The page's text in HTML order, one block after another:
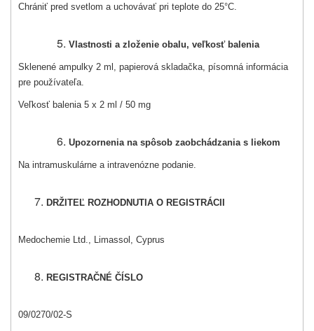
Chrániť pred svetlom a uchovávať pri teplote do 25°C.
Vlastnosti a zloženie obalu, veľkosť balenia
Sklenené ampulky 2 ml, papierová skladačka, písomná informácia
pre používateľa.
Veľkosť balenia 5 x 2 ml / 50 mg
Upozornenia na spôsob zaobchádzania s liekom
Na intramuskulárne a intravenózne podanie.
DRŽITEĽ ROZHODNUTIA O REGISTRÁCII
Medochemie Ltd., Limassol, Cyprus
REGISTRAČNÉ ČÍSLO
09/0270/02-S